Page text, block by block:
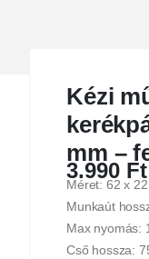
Kézi
mm –
3.990 Ft
Méret: 62 x
Munkaút
Max nyomás:
Cső hossza: